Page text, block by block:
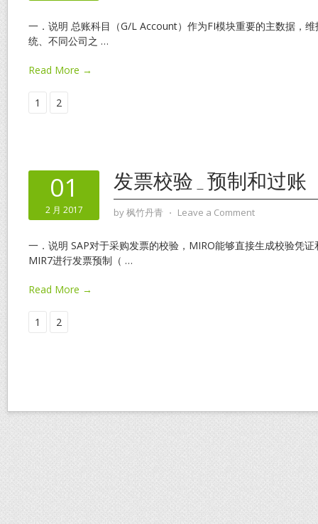
一．说明 总账科目（G/L Account）作为FI模块重要的主数据，
统、不同公司之 …
Read More →
1 2
01
2 月 2017
发票校验_预制和过账
by枫竹丹青 ⋅ Leave a Comment
一．说明 SAP对于采购发票的校验，MIRO能够直接生成校验凭
MIR7进行发票预制（ …
Read More →
1 2